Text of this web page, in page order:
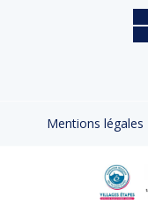
Mentions légales